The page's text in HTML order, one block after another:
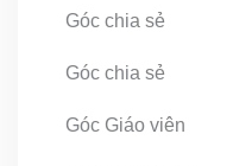
Góc chia sẻ
Góc chia sẻ
Góc Giáo viên